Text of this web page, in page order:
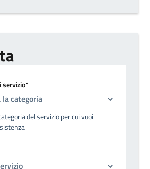
servizio*
del servizio per cui vuoi